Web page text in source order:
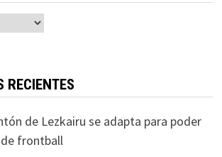
RECIENTES
de Lezkairu se adapta para poder
frontball